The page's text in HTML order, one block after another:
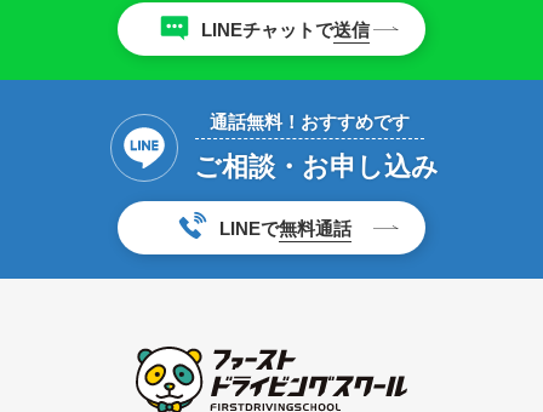
LINEチャットで送信
通話無料！おすすめです
ご相談・お申し込み
LINEで無料通話